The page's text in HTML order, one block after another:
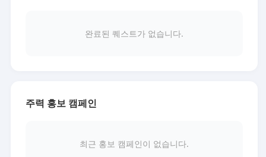
완료된 퀘스트가 없습니다.
주력 홍보 캠페인
최근 홍보 캠페인이 없습니다.